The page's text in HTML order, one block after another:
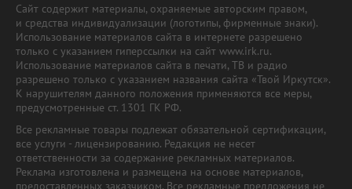
Сайт содержит материалы, охраняемые авторским правом,
и средства индивидуализации (логотипы, фирменные знаки).
Использование материалов сайта в интернете разрешено
только с указанием гиперссылки на сайт www.irk.ru.
Использование материалов сайта в печати, ТВ и радио
разрешено только с указанием названия сайта «Твой Иркутск».
К нарушителям данного положения применяются все меры,
предусмотренные ст. 1301 ГК РФ.
Все рекламные товары подлежат обязательной сертификации,
все услуги - лицензированию. Редакция не несет
ответственности за содержание рекламных материалов.
Реклама изготовлена и размещена на основе материалов,
предоставленных заказчиком. Все рекламные предложения не